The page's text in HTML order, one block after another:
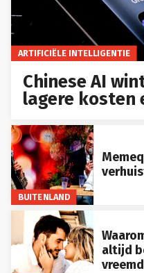
ARTIFICIËLE INTELLIGENTIE
Chinese AI
lagere kosten
BUITENLAND
altijd